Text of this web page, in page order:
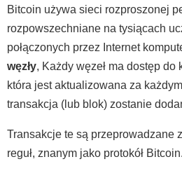
Bitcoin używa sieci rozproszonej
rozpowszechniane na tysiącach
połączonych przez Internet
węzły, Każdy węzeł ma dostęp
która jest aktualizowana za
transakcja (lub blok) zostanie
Transakcje te są przeprowadzane
reguł, znanym jako protokół Bitcoin.